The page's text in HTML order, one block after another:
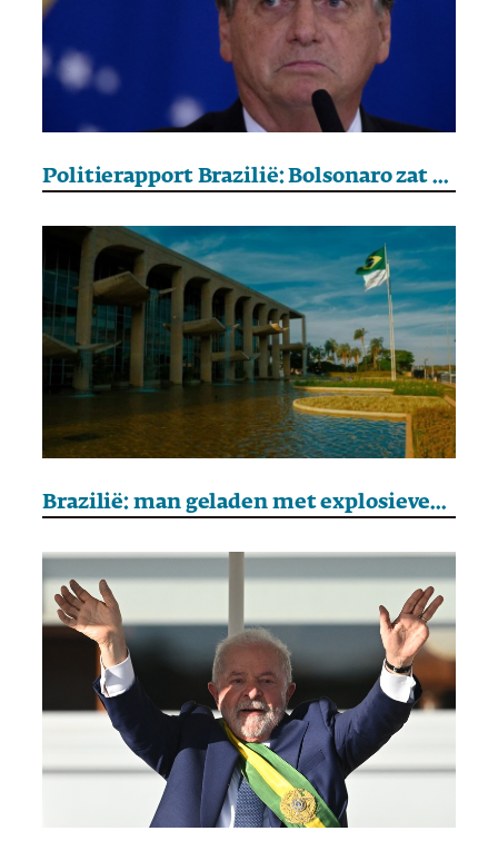
Politierapport Brazilië: Bolsonaro zat achter de couppoging in 2022
Brazilië: man geladen met explosieven sterft voor het Hooggerechtshof